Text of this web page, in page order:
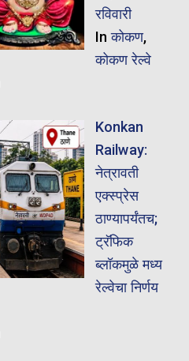
रविवारी
Inकोकण,
कोकण रेल्वे
Konkan
Railway:
नेत्रावती
एक्स्प्रेस
ठाण्यापर्यंतच;
ट्रॅफिक
ब्लॉकमुळे मध्य
रेल्वेचा निर्णय